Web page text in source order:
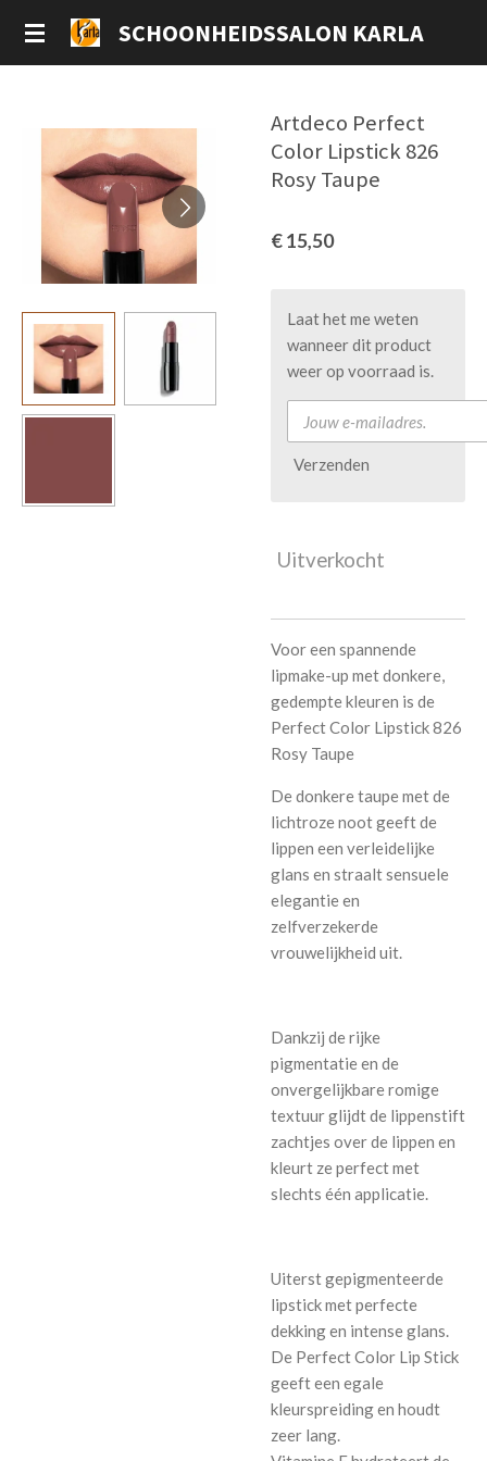
Ga
direct
hoofdinhoud
SCHOONHEIDSSALON KARLA
Artdeco Perfect
Color Lipstick 826
Rosy Taupe
€ 15,50
Laat het me weten
wanneer dit product
weer op voorraad is.
Verzenden
Uitverkocht
Voor een spannende
lipmake-up met donkere,
gedempte kleuren is de
Perfect Color Lipstick 826
Rosy Taupe
De donkere taupe met de
lichtroze noot geeft de
lippen een verleidelijke
glans en straalt sensuele
elegantie en
zelfverzekerde
vrouwelijkheid uit.
Dankzij de rijke
pigmentatie en de
onvergelijkbare romige
textuur glijdt de lippenstift
zachtjes over de lippen en
kleurt ze perfect met
slechts één applicatie.
Uiterst gepigmenteerde
lipstick met perfecte
dekking en intense glans.
De Perfect Color Lip Stick
geeft een egale
kleurspreiding en houdt
zeer lang.